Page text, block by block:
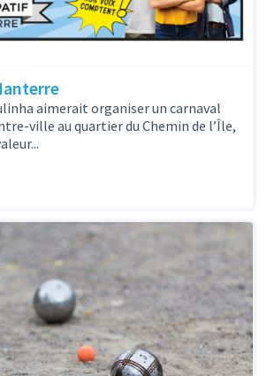
aimerait organiser un carnaval
ville au quartier du Chemin de l’Île,